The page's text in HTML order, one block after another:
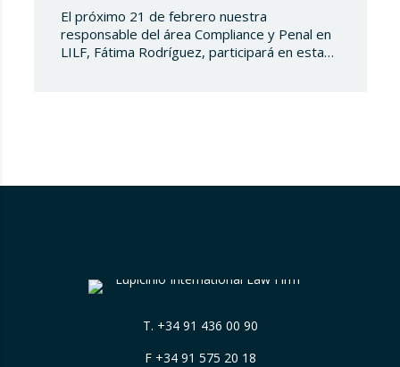
El próximo 21 de febrero nuestra
responsable del área Compliance y Penal en
LILF, Fátima Rodríguez, participará en esta
T. +34 91 436 00 90
F +34 91 575 20 18